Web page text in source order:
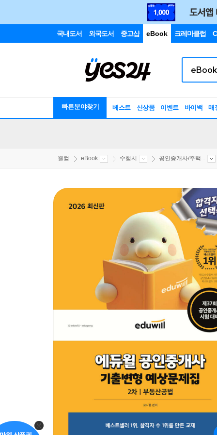
국내도서 외국도서 중고샵 eBook 크레마클럽
빠른분야찾기 베스트 신상품 이벤트 바이백 매
웰컴 eBook 수험서 공인중개사/주택...